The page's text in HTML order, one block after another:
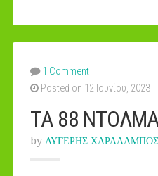
1 Comment
Posted on 12 Ιουνίου, 2023
ΤΑ 88
by ΑΥΓΕΡΗΣ